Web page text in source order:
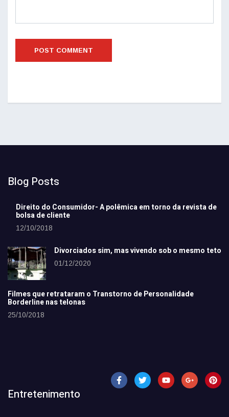
Blog Posts
Direito do Consumidor- A polêmica em torno da revista de
bolsa de cliente
12/10/2018
Divorciados sim, mas vivendo sob o mesmo teto
01/12/2020
Filmes que retrataram o Transtorno de Personalidade
Borderline nas telonas
25/10/2018
Entretenimento